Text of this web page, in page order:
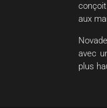
aux
avec
plus